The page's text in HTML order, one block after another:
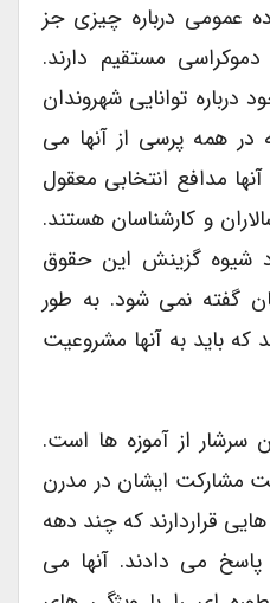
عمومی درباره چیزی جز
مستقیم دارند.
توانایی شهروندان
همه پرسی از آنها می
می کنند (۱۴). آنها مدافع انتخابی معقول
و کارشناسان هستند.
شیوه گزینش این حقوق
گفته نمی شود. به طور
باید به آنها مشروعیت
از آموزه ها است.
مشارکت ایشان در مدرن
قراردارند که چند دهه
می دادند. آنها می